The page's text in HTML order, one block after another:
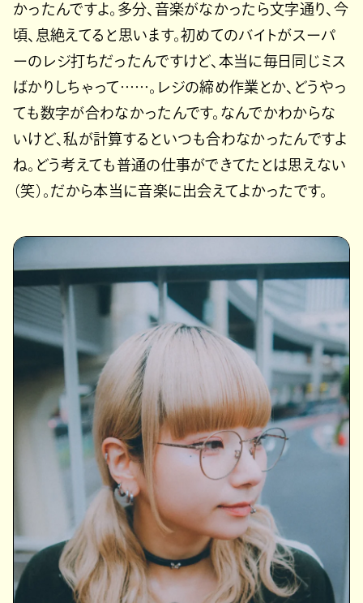
かったんですよ。多分、音楽がなかったら文字通り、今
頃、息絶えてると思います。初めてのバイトがスーパ
ーのレジ打ちだったんですけど、本当に毎日同じミス
ばかりしちゃって……。レジの締め作業とか、どうやっ
ても数字が合わなかったんです。なんでかわからな
いけど、私が計算するといつも合わなかったんですよ
ね。どう考えても普通の仕事ができてたとは思えない
（笑）。だから本当に音楽に出会えてよかったです。